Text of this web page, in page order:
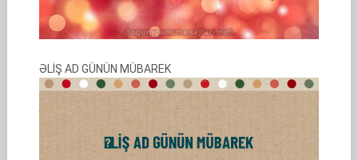
ƏLİŞ AD GÜNÜN MÜBAREK